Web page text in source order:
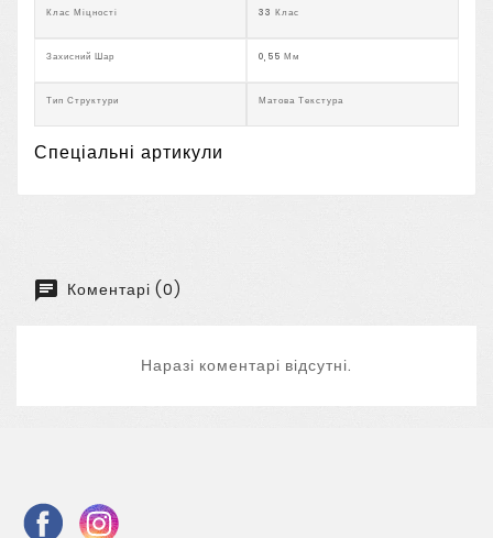
Клас Міцності 33 Клас
Захисний Шар 0,55 Мм
Тип Структури Матова Текстура
Спеціальні артикули
Коментарі (0)
Наразі коментарі відсутні.